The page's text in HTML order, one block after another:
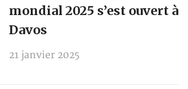
mondial 2025 s’est ouvert à
Davos
21 janvier 2025